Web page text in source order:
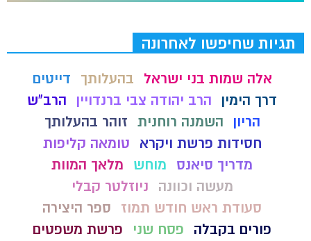
תגיות שחיפשו לאחרונה
אלה שמות בני ישראל בהעלותך
דייטים
דרך הימין
הרב יהודה צבי ברנדויין
הרב"ש
הריון
השמנה רוחנית זוהר בהעלותך
חסידות פרשת ויקרא
טומאה קליפות
מדריך סיאנס
מוחש
מלאך המוות
מעשה וכוונה
ניוזלטר קבלי
סעודת ראש חודש תמוז
ספר היצירה
פורים בקבלה
פסח שני
פרשת משפטים